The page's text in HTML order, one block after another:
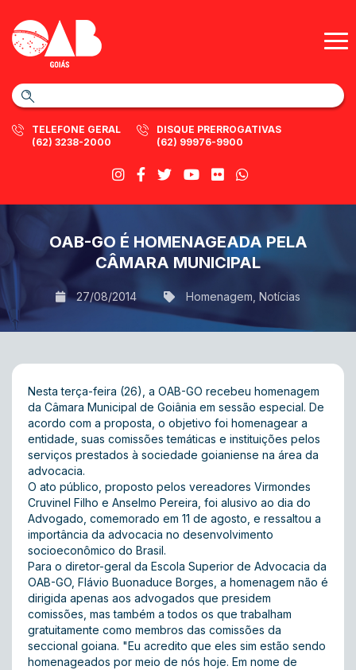
TELEFONE GERAL
(62) 3238-2000
DISQUE PRERROGATIVAS
(62) 99976-9900
OAB-GO É HOMENAGEADA PELA
CÂMARA MUNICIPAL
27/08/2014 Homenagem Notícias
Nesta terça-feira (26), a OAB-GO recebeu homenagem
da Câmara Municipal de Goiânia em sessão especial. De
acordo com a proposta, o objetivo foi homenagear a
entidade, suas comissões temáticas e instituições pelos
serviços prestados à sociedade goianiense na área da
advocacia.
O ato público, proposto pelos vereadores Virmondes
Cruvinel Filho e Anselmo Pereira, foi alusivo ao dia do
Advogado, comemorado em 11 de agosto, e ressaltou a
importância da advocacia no desenvolvimento
socioeconômico do Brasil.
Para o diretor-geral da Escola Superior de Advocacia da
OAB-GO, Flávio Buonaduce Borges, a homenagem não é
dirigida apenas aos advogados que presidem
comissões, mas também a todos os que trabalham
gratuitamente como membros das comissões da
seccional goiana. "Eu acredito que eles sim estão sendo
homenageados por meio de nós hoje. Em nome de